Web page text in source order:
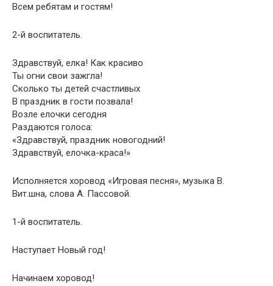
Всем ребятам и гостям!
2-й воспитатель.
Здравствуй, елка! Как красиво
Ты огни свои зажгла!
Сколько ты детей счастливых
В праздник в гости позвала!
Возле елочки сегодня
Раздаются голоса:
«Здравствуй, праздник новогодний!
Здравствуй, елочка-краса!»
Исполняется хоровод «Игровая песня», музыка В.
Вит.шна, слова А. Пассовой.
1-й воспитатель.
Наступает Новый год!
Начинаем хоровод!